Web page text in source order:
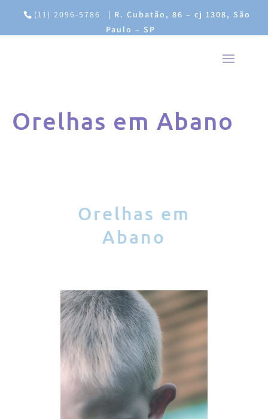
(11) 2096-5786 | R. Cubatão, 86 – cj 1308, São
Paulo – SP
Orelhas em Abano
Orelhas em
Abano